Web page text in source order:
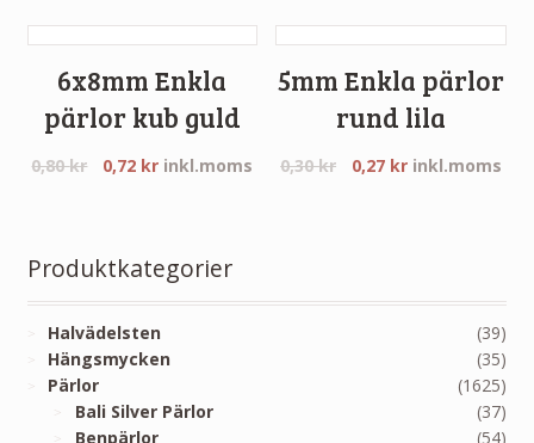
6x8mm Enkla
pärlor kub guld
0,80kr 0,72 kr inkl.moms
5mm Enkla pärlor
rund lila
0,30kr 0,27 kr inkl.moms
Produktkategorier
Halvädelsten
(39)
Hängsmycken
(35)
Pärlor
(1625)
Bali Silver Pärlor
(37)
Benpärlor
(54)